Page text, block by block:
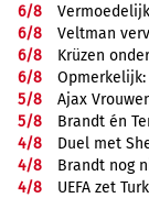
6/8
6/8
Veltman
6/8
Krüzen
6/8
5/8
Ajax
5/8
Brandt én
4/8
Duel met
4/8
Brandt nog
4/8
UEFA zet